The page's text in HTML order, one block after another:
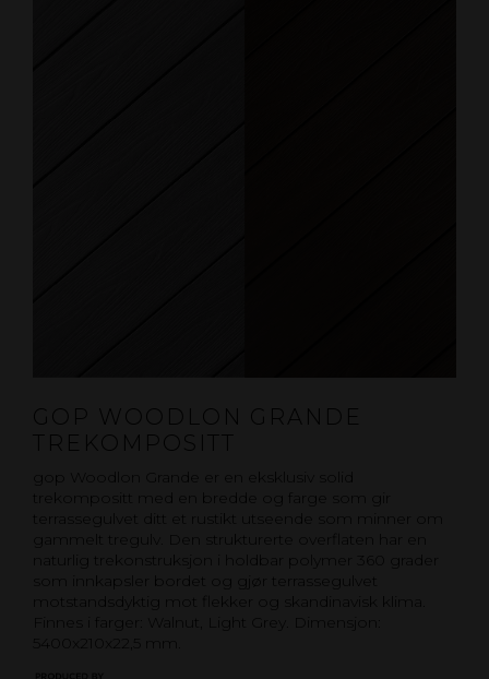
GOP WOODLON GRANDE
TREKOMPOSITT
gop Woodlon Grande er en eksklusiv solid
trekompositt med en bredde og farge som gir
terrassegulvet ditt et rustikt utseende som minner om
gammelt tregulv. Den strukturerte overflaten har en
naturlig trekonstruksjon i holdbar polymer 360 grader
som innkapsler bordet og gjør terrassegulvet
motstandsdyktig mot flekker og skandinavisk klima.
Finnes i farger: Walnut, Light Grey. Dimensjon:
5400x210x22,5 mm.